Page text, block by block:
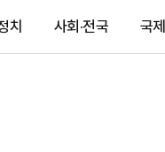
치 사회·전국 국제